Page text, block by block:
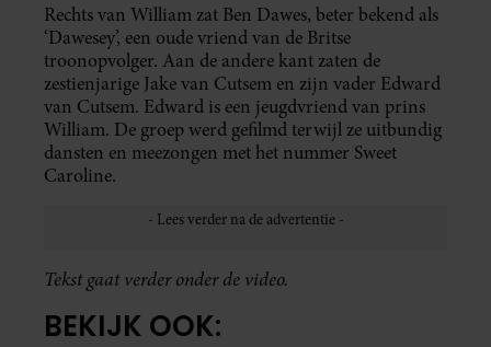
Rechts van William zat Ben Dawes, beter bekend als
‘Dawesey’, een oude vriend van de Britse
troonopvolger. Aan de andere kant zaten de
zestienjarige Jake van Cutsem en zijn vader Edward
van Cutsem. Edward is een jeugdvriend van prins
William. De groep werd gefilmd terwijl ze uitbundig
dansten en meezongen met het nummer Sweet
Caroline.
Tekst gaat verder onder de video.
BEKIJK OOK: